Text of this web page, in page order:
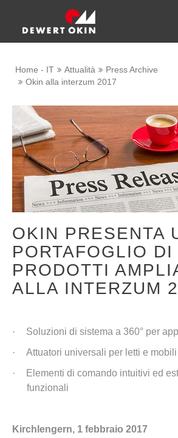
Home - IT Attualità
Press Archive
Okin alla interzum 2017
OKIN PRESENTA
PORTAFOGLIO DI
PRODOTTI
ALLA INTERZUM
·
Soluzioni di sistema a 360° per
·
Attuatori universali per letti e
·
Elementi di comando intuitivi ed
funzionali
Kirchlengern, 1 febbraio 2017